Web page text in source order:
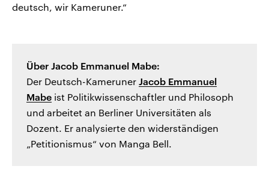
deutsch, wir Kameruner.“
Über Jacob Emmanuel Mabe:
Der Deutsch-Kameruner Jacob Emmanuel
Mabe ist Politikwissenschaftler und Philosoph
und arbeitet an Berliner Universitäten als
Dozent. Er analysierte den widerständigen
„Petitionismus“ von Manga Bell.